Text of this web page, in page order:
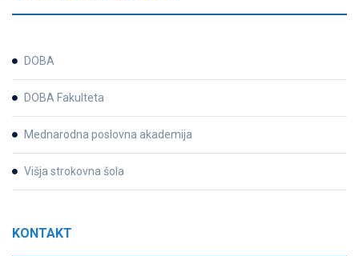
DOBA
DOBA Fakulteta
Mednarodna poslovna akademija
Višja strokovna šola
KONTAKT